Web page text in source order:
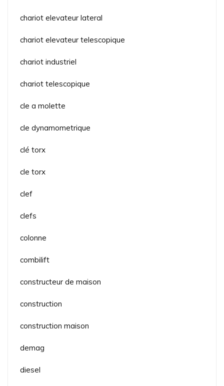
chariot elevateur lateral
chariot elevateur telescopique
chariot industriel
chariot telescopique
cle a molette
cle dynamometrique
clé torx
cle torx
clef
clefs
colonne
combilift
constructeur de maison
construction
construction maison
demag
diesel